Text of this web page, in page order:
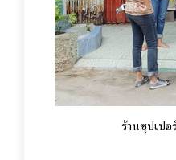
ร้านซุปเป